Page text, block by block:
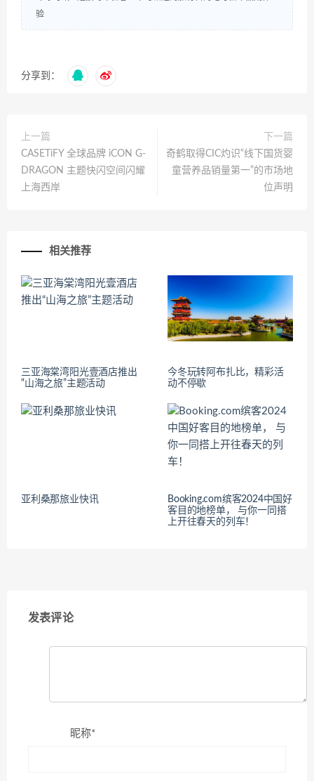
验
分享到：
上一篇
CASETiFY 全球品牌 iCON G-
DRAGON 主题快闪空间闪耀
上海西岸
下一篇
奇鹤取得CIC灼识“线下国货婴
童营养品销量第一”的市场地
位声明
相关推荐
三亚海棠湾阳光壹酒店推出
“山海之旅”主题活动
今冬玩转阿布扎比，精彩活
动不停歇
亚利桑那旅业快讯
Booking.com缤客2024中国好
客目的地榜单， 与你一同搭
上开往春天的列车！
发表评论
昵称*